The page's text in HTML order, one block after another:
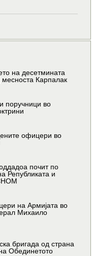
на десетмината
Карпалак
поручници во
офицери во
почит по
Републиката и
на Армијата во
Михаило
бригада од страна
Обединетото